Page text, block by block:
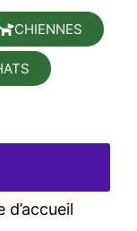
CHIENNES
d’accueil